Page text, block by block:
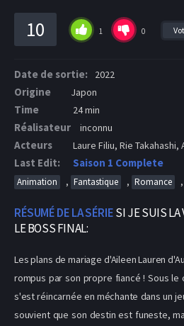
10 1 0
Date de sortie: 2022
Origine Japon
Time 24 min
Réalisateur inconnu
Acteurs Laure Filiu, Rie Takahashi,
Last Edit: Saison 1 Complete
Animation , Fantastique , Romance ,
RÉSUMÉ DE LA SÉRIESI JE SUIS
LE BOSS FINAL:
Les plans de mariage d'Aileen Lauren
rompus par son propre fiancé ! Sous
s'est réincarnée en méchante dans un
souvient que son destin est funeste,